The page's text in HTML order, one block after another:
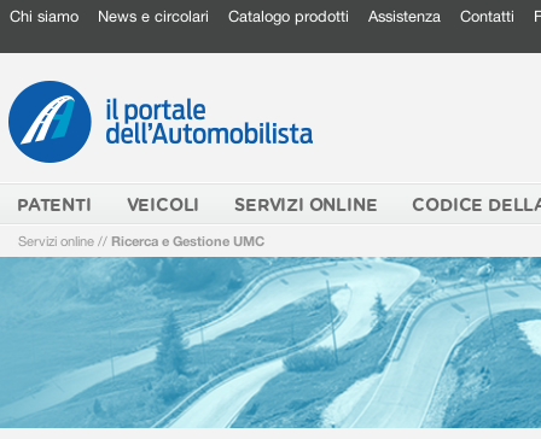
Chi siamo News e circolari Catalogo prodotti Assistenza Contatti
PATENTI VEICOLI SERVIZI ONLINE CODICE
Servizi online // Ricerca e Gestione UMC